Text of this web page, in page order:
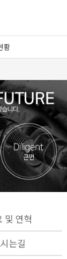
황
및 연혁
는길